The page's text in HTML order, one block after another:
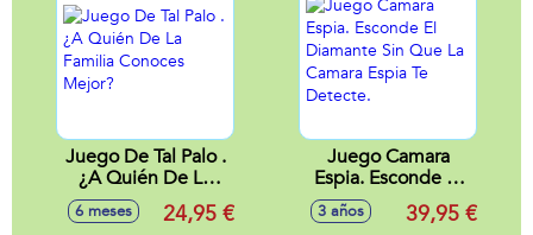
Juego De Tal Palo .
¿A Quién De La
Familia Conoces
Mejor?
6 meses 24,95 €
Juego Camara
Espia. Esconde El
Diamante Sin Que
La Camara Espia Te
3 años 39,95 €